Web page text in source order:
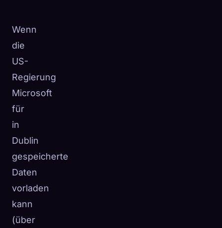
Wenn
die
US-
Regierung
Microsoft
für
in
Dublin
gespeicherte
Daten
vorladen
kann
(über